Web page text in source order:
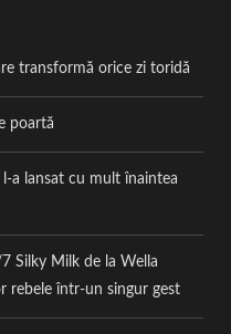
transformă orice zi toridă
poartă
a lansat cu mult înaintea
Silky Milk de la Wella
rebele într-un singur gest